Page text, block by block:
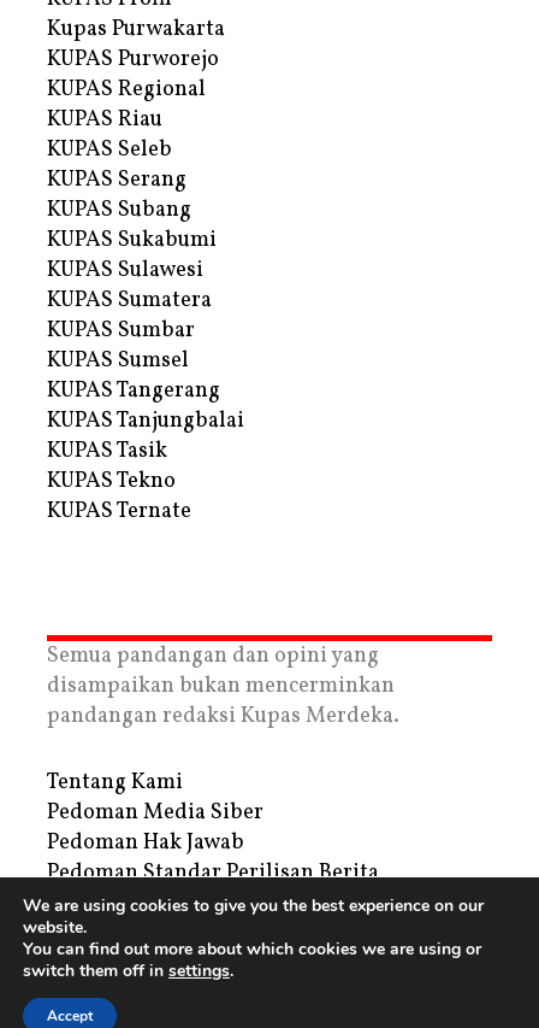
Kupas Purwakarta
KUPAS Purworejo
KUPAS Regional
KUPAS Riau
KUPAS Seleb
KUPAS Serang
KUPAS Subang
KUPAS Sukabumi
KUPAS Sulawesi
KUPAS Sumatera
KUPAS Sumbar
KUPAS Sumsel
KUPAS Tangerang
KUPAS Tanjungbalai
KUPAS Tasik
KUPAS Tekno
KUPAS Ternate
Semua pandangan dan opini yang
disampaikan bukan mencerminkan
pandangan redaksi Kupas Merdeka.
Tentang Kami
Pedoman Media Siber
Pedoman Hak Jawab
Pedoman Standar Perilisan Berita
Privacy Policy
Periklanan
Copyright © 2026 | PT. Tegar Kupas Mediatama
We are using cookies to give you the best experience on our
website.
You can find out more about which cookies we are using or
switch them off in settings.
Accept